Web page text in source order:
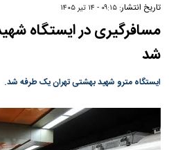
تاریخ انتشار:۰۹:۱۵ - ۱۴ تير ۱۴۰۵
مسافرگیری در ایستگاه
شد
ایستگاه مترو شهید بهشتی تهران یک طرفه شد.